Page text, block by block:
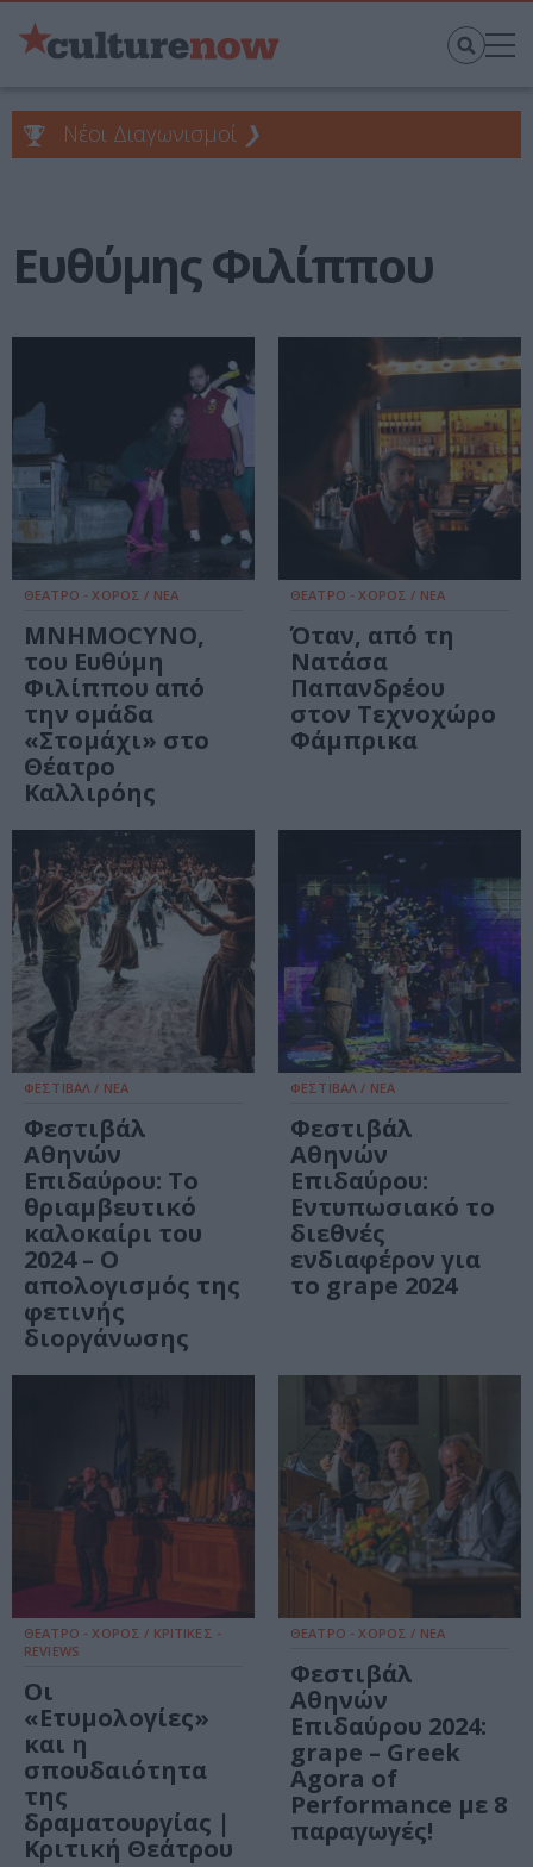
Νέοι Διαγωνισμοί ❯
Ευθύμης Φιλίππου
ΘΕΑΤΡΟ - ΧΟΡΟΣ / ΝΕΑ
MNHMOCYNO,
του Ευθύμη
Φιλίππου από
την ομάδα
«Στομάχι» στο
Θέατρο
Καλλιρόης
ΘΕΑΤΡΟ - ΧΟΡΟΣ / ΝΕΑ
Όταν, από τη
Νατάσα
Παπανδρέου
στον Τεχνοχώρο
Φάμπρικα
ΦΕΣΤΙΒΑΛ / ΝΕΑ
Φεστιβάλ
Αθηνών
Επιδαύρου: Το
θριαμβευτικό
καλοκαίρι του
2024 – Ο
απολογισμός της
φετινής
διοργάνωσης
ΦΕΣΤΙΒΑΛ / ΝΕΑ
Φεστιβάλ
Αθηνών
Επιδαύρου:
Εντυπωσιακό το
διεθνές
ενδιαφέρον για
το grape 2024
ΘΕΑΤΡΟ - ΧΟΡΟΣ / ΚΡΙΤΙΚΕΣ -
REVIEWS
Οι
«Ετυμολογίες»
και η
σπουδαιότητα
της
δραματουργίας |
Κριτική Θεάτρου
ΘΕΑΤΡΟ - ΧΟΡΟΣ / ΝΕΑ
Φεστιβάλ
Αθηνών
Επιδαύρου 2024:
grape – Greek
Agora of
Performance με 8
παραγωγές!